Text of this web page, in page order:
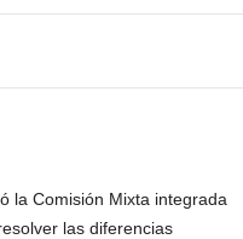
la Comisión Mixta integrada
las diferencias